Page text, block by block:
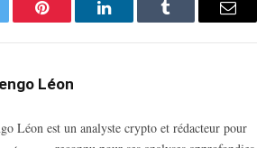
Pinterest LinkedInTumblr Email
Léon
Léon est un analyste crypto et rédacteur pour